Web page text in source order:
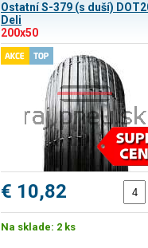
Ostatní S-379 (s duší)
Deli
200x50
€ 10,82
Na sklade: 2 ks